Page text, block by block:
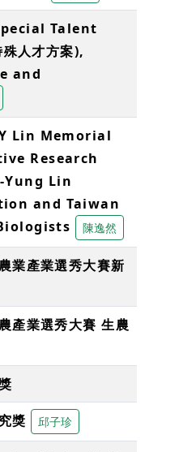
Talent
人才方案),
and
Lin Memorial
Research
Yung Lin
and Taiwan
陳逸然
業產業選秀大賽新
產業選秀大賽 生農
獎 邱子珍